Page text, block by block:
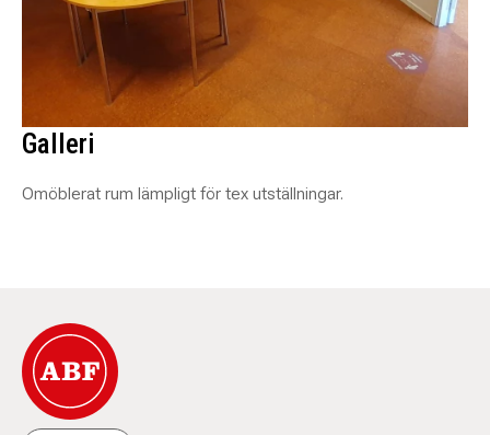
Galleri
Omöblerat rum lämpligt för tex utställningar.